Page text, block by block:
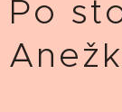
Po